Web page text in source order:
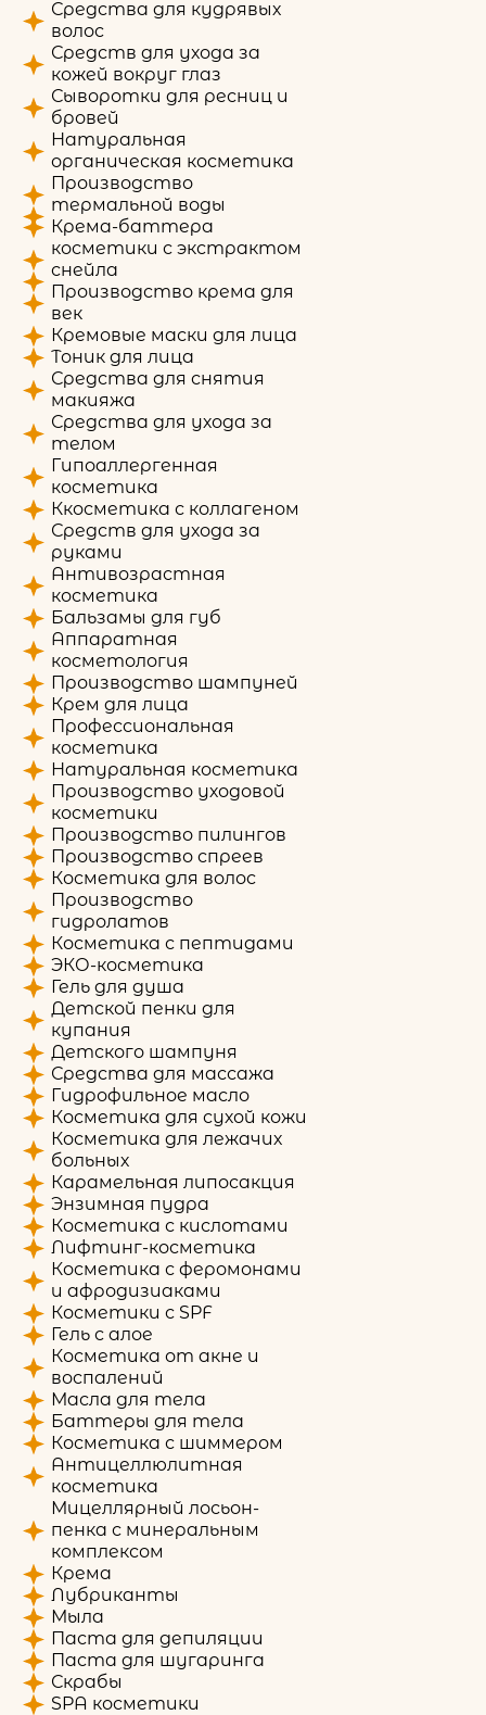
Средства для кудрявых
волос
Средств для ухода за
кожей вокруг глаз
Сыворотки для ресниц и
бровей
Натуральная
органическая косметика
Производство
термальной воды
Крема-баттера
косметики с экстрактом
снейла
Производство крема для
век
Кремовые маски для лица
Тоник для лица
Средства для снятия
макияжа
Средства для ухода за
телом
Гипоаллергенная
косметика
Ккосметика с коллагеном
Средств для ухода за
руками
Антивозрастная
косметика
Бальзамы для губ
Аппаратная
косметология
Производство шампуней
Крем для лица
Профессиональная
косметика
Натуральная косметика
Производство уходовой
косметики
Производство пилингов
Производство спреев
Косметика для волос
Производство
гидролатов
Косметика с пептидами
ЭКО-косметика
Гель для душа
Детской пенки для
купания
Детского шампуня
Средства для массажа
Гидрофильное масло
Косметика для сухой кожи
Косметика для лежачих
больных
Карамельная липосакция
Энзимная пудра
Косметика с кислотами
Лифтинг-косметика
Косметика с феромонами
и афродизиаками
Косметики с SPF
Гель с алое
Косметика от акне и
воспалений
Масла для тела
Баттеры для тела
Косметика с шиммером
Антицеллюлитная
косметика
Мицеллярный лосьон-
пенка с минеральным
комплексом
Крема
Лубриканты
Мыла
Паста для депиляции
Паста для шугаринга
Скрабы
SPA косметики